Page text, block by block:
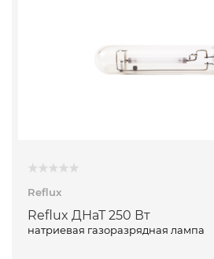
Reflux
Reflux ДНаТ 250 Вт
натриевая газоразрядная лампа